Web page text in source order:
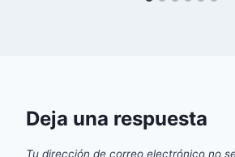
Deja una respuesta
Tu dirección de correo electrónico no